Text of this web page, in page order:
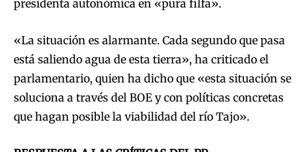
presidenta autonómica en «pura filfa».
«La situación es alarmante. Cada segundo que pasa
está saliendo agua de esta tierra», ha criticado el
parlamentario, quien ha dicho que «esta situación se
soluciona a través del BOE y con políticas concretas
que hagan posible la viabilidad del río Tajo».